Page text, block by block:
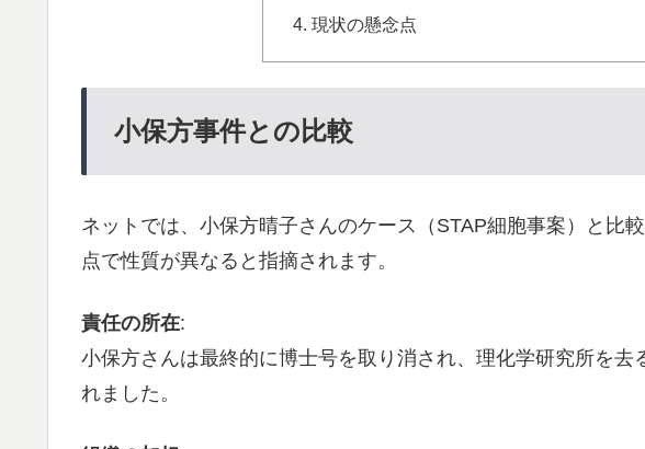
現状の懸念点
小保方事件との比較
ネットでは、小保方晴子さんのケース（STAP細胞事案）と比
点で性質が異なると指摘されます。
責任の所在:
小保方さんは最終的に博士号を取り消され、理化学研究所を去
れました。